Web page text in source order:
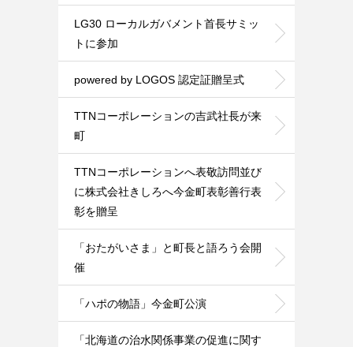
LG30 ローカルガバメント首長サミッ
トに参加
powered by LOGOS 認定証贈呈式
TTNコーポレーションの吉武社長が来
町
TTNコーポレーションへ表敬訪問並び
に株式会社きしろへ今金町表彰善行表
彰を贈呈
「おたがいさま」と町長と語ろう会開
催
「ハポの物語」今金町公演
「北海道の治水関係事業の促進に関す